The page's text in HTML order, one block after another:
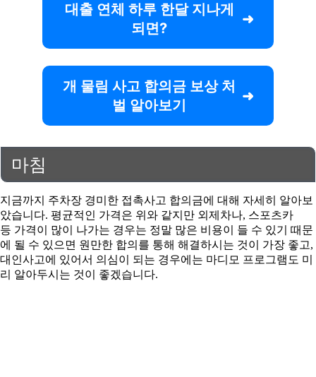
대출 연체 하루 한달 지나게
되면?
개 물림 사고 합의금 보상 처
벌 알아보기
마침
지금까지 주차장 경미한 접촉사고 합의금에 대해 자세히 알아보
았습니다. 평균적인 가격은 위와 같지만 외제차나, 스포츠카
등 가격이 많이 나가는 경우는 정말 많은 비용이 들 수 있기 때문
에 될 수 있으면 원만한 합의를 통해 해결하시는 것이 가장 좋고,
대인사고에 있어서 의심이 되는 경우에는 마디모 프로그램도 미
리 알아두시는 것이 좋겠습니다.